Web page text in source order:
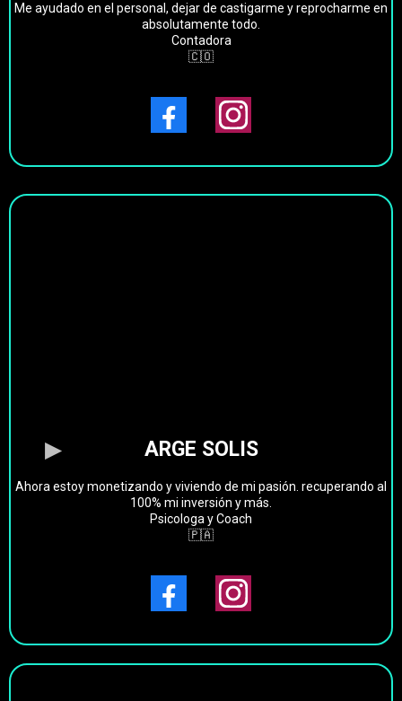
Me ayudado en el personal, dejar de castigarme y reprocharme en
absolutamente todo.
Contadora
🇨🇴
ARGE SOLIS
Ahora estoy monetizando y viviendo de mi pasión. recuperando al
100% mi inversión y más.
Psicologa y Coach
🇵🇦